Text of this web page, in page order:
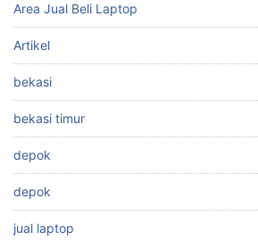
Area Jual Beli Laptop
Artikel
bekasi
bekasi timur
depok
depok
jual laptop